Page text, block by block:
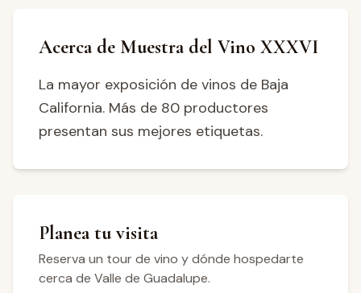
Acerca de Muestra del Vino XXXVI
La mayor exposición de vinos de Baja
California. Más de 80 productores
presentan sus mejores etiquetas.
Planea tu visita
Reserva un tour de vino y dónde hospedarte
cerca de Valle de Guadalupe.